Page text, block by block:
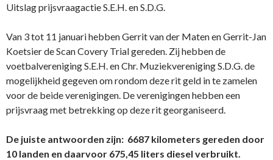
Uitslag prijsvraagactie S.E.H. en S.D.G.
Van 3 tot 11 januari hebben Gerrit van der Maten en Gerrit-Jan
Koetsier de Scan Covery Trial gereden. Zij hebben de
voetbalvereniging S.E.H. en Chr. Muziekvereniging S.D.G. de
mogelijkheid gegeven om rondom deze rit geld in te zamelen
voor de beide verenigingen. De verenigingen hebben een
prijsvraag met betrekking op deze rit georganiseerd.
De juiste antwoorden zijn: 6687 kilometers gereden door
10 landen en daarvoor 675,45 liters diesel verbruikt.